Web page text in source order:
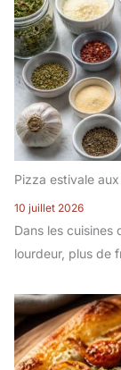
Pizza estivale
10 juillet 2026
Dans les cuisines
lourdeur, plus de